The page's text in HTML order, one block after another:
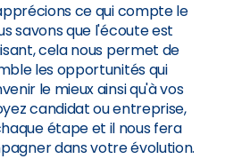
ce qui compte le
savons que l'écoute est
cela nous permet de
les opportunités qui
le mieux ainsi qu'à vos
candidat ou entreprise,
étape et il nous fera
dans votre évolution.